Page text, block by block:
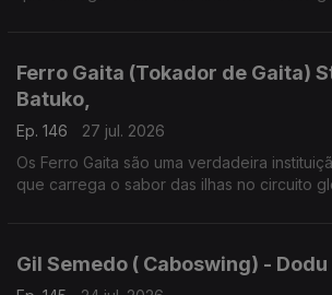
Ferro Gaita (Tokador de Gaita)
Batuko,
Ep. 146
27 jul. 2026
Os Ferro Gaita são uma verdadeira
que carrega o sabor das ilhas no circuito
Gil Semedo ( Caboswing) - Dodu